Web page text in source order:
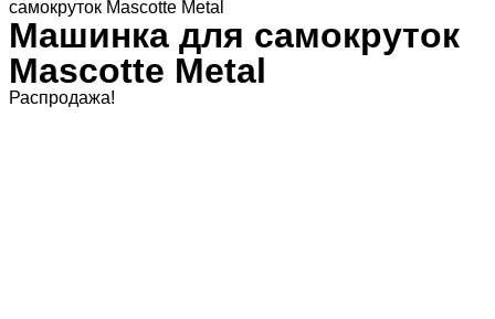
самокруток Mascotte Metal
Машинка для самокруток
Mascotte Metal
Распродажа!